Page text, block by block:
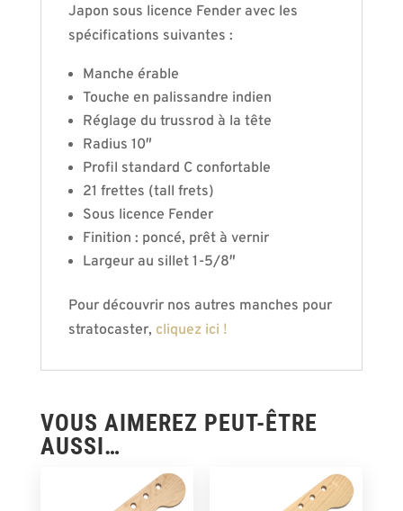
Japon sous licence Fender avec les
spécifications suivantes :
Manche érable
Touche en palissandre indien
Réglage du trussrod à la tête
Radius 10″
Profil standard C confortable
21 frettes (tall frets)
Sous licence Fender
Finition : poncé, prêt à vernir
Largeur au sillet 1-5/8″
Pour découvrir nos autres manches pour
stratocaster, cliquez ici !
VOUS AIMEREZ PEUT-ÊTRE
AUSSI…